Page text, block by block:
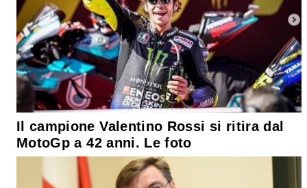
Il campione Valentino Rossi si ritira dal
MotoGp a 42 anni. Le foto